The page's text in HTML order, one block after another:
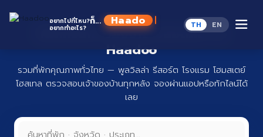
อยากไปที่ไหน?
อยากทำอะไร?
ก็... Haadoo
อ่านว่า หาดู
TH EN
ที่พักทั่วไทย จองง่าย ปลอดภัย กับ
Haadoo
รวมที่พักคุณภาพทั่วไทย — พูลวิลล่า รีสอร์ต โรงแรม โฮมสเตย์
โฮสเทล ตรวจสอบเจ้าของบ้านทุกหลัง จองผ่านแอปหรือทักไลน์ได้
เลย